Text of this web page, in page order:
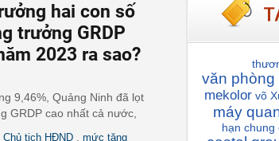
hai con số
trưởng GRDP
2023 ra sao?
9,46%, Quảng Ninh đã lọt
GRDP cao nhất cả nước,
Chủ tịch HĐND
mức tăng
văn phòng
mekolor võ
máy
hạn chung